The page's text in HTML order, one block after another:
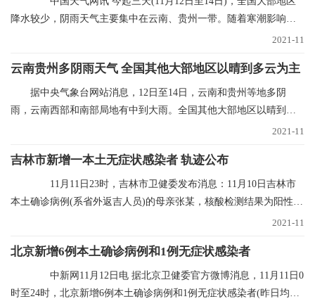
降水较少，阴雨天气主要集中在云南、贵州一带。随着寒潮影响结
2021-11
云南贵州多阴雨天气 全国其他大部地区以晴到多云为主
据中央气象台网站消息，12日至14日，云南和贵州等地多阴
雨，云南西部和南部局地有中到大雨。全国其他大部地区以晴到多
2021-11
吉林市新增一本土无症状感染者 轨迹公布
11月11日23时，吉林市卫健委发布消息：11月10日吉林市
本土确诊病例(系省外返吉人员)的母亲张某，核酸检测结果为阳性，
2021-11
北京新增6例本土确诊病例和1例无症状感染者
中新网11月12日电 据北京卫健委官方微博消息，11月11日0
时至24时，北京新增6例本土确诊病例和1例无症状感染者(昨日均已